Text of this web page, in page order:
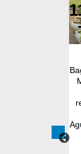
Terima
Kepala